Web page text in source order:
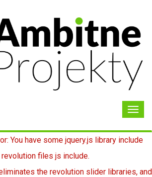
You have some jquery.js library include
files js include.
the revolution slider libraries, and